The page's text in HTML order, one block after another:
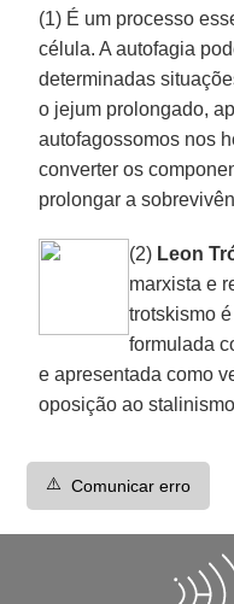
(1) É um processo
célula. A autofagia
determinadas
o jejum prolongado,
autofagossomos nos
converter os
prolongar a
(2) Leon
marxista e
trotskismo
formulada
e apresentada como
oposição ao
⚠️ Comunicar erro